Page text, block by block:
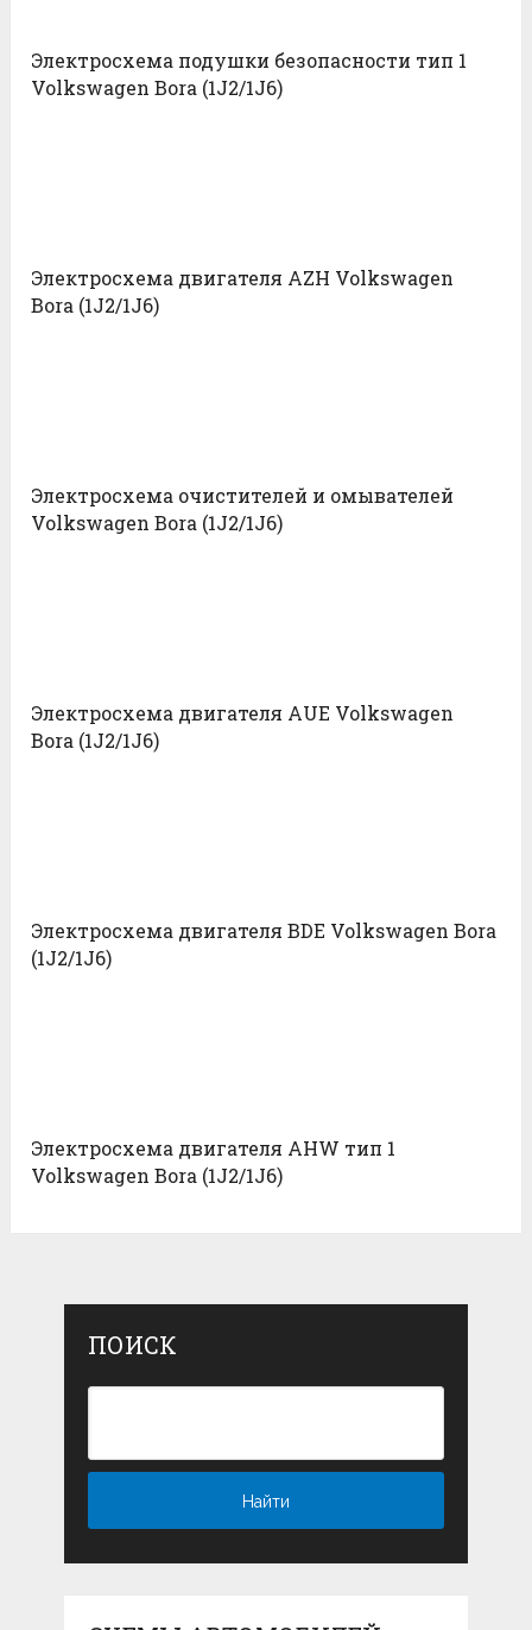
Электросхема подушки безопасности тип 1
Volkswagen Bora (1J2/1J6)
Электросхема двигателя AZH Volkswagen
Bora (1J2/1J6)
Электросхема очистителей и омывателей
Volkswagen Bora (1J2/1J6)
Электросхема двигателя AUE Volkswagen
Bora (1J2/1J6)
Электросхема двигателя BDE Volkswagen Bora
(1J2/1J6)
Электросхема двигателя AHW тип 1
Volkswagen Bora (1J2/1J6)
ПОИСК